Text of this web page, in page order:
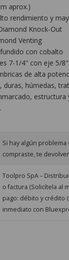
aprox.)
rendimiento y
Knock-Out
Venting
con cobalto
7-1/4" con eje 5/
de alta
duras, húmedas,
Si hay algún
compraste, te
Toolpro SpA –
o factura (Solicítela al
pago: débito y crédito
inmediato con